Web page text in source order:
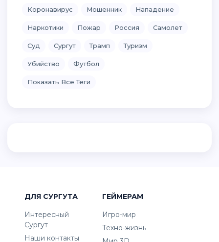
Коронавирус Мошенник Нападение
Наркотики Пожар Россия Самолет
Суд Сургут Трамп Туризм
Убийство Футбол
Показать Все Теги
ДЛЯ СУРГУТА
Интересный
Сургут
Наши контакты
ГЕЙМЕРАМ
Игро-мир
Техно-жизнь